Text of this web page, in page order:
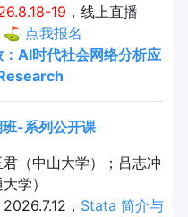
19 ，线上直播
点我报名
AI时代社会网络分析应
-系列公开课
（中山大学）；吕志冲
学）
， Stata 简介与